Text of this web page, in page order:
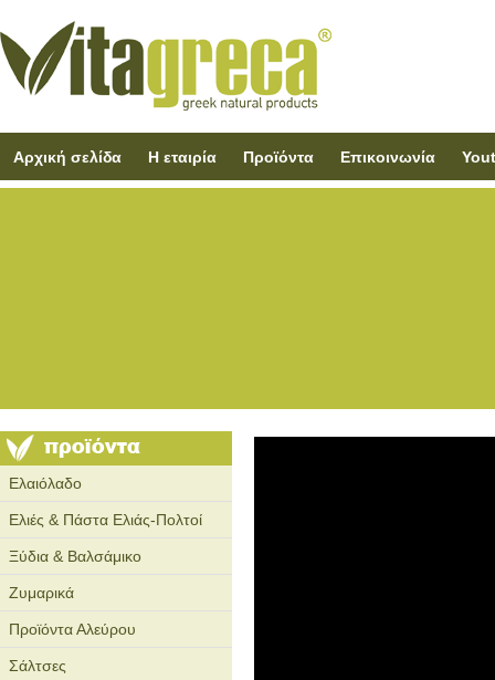
Αρχική σελίδα Η εταιρία Προϊόντα Επικοινωνία
Ελαιόλαδο
Ελιές & Πάστα Ελιάς-Πολτοί
Ξύδια & Βαλσάμικο
Ζυμαρικά
Προϊόντα Αλεύρου
Σάλτσες